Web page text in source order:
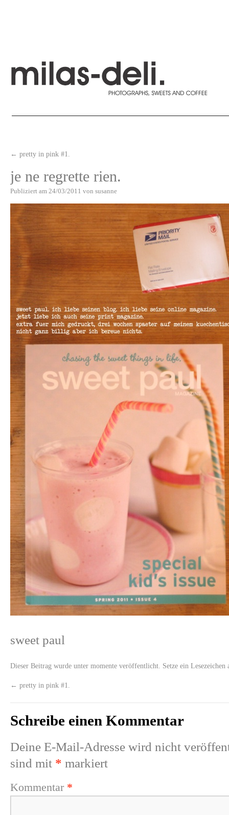
← pretty in pink #1.
je ne regrette rien.
Publiziert am 24/03/2011 von susanne
sweet paul
Dieser Beitrag wurde unter momente veröffentlicht. Setze ein Lesezeichen
← pretty in pink #1.
Schreibe einen Kommentar
Deine E-Mail-Adresse wird nicht
sind mit * markiert
Kommentar *